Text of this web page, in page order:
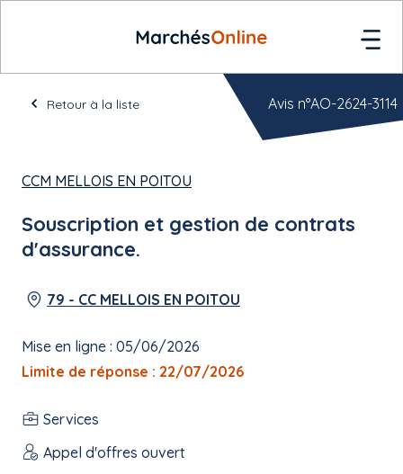
Retour à la liste
CCM MELLOIS EN POITOU
Souscription et gestion de contrats
d'assurance.
79 - CC MELLOIS EN POITOU
Mise en ligne : 05/06/2026
Limite de réponse : 22/07/2026
Services
Appel d'offres ouvert
Avis n°AO-2624-3114